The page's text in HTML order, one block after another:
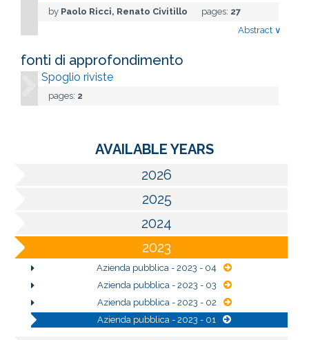
by Paolo Ricci, Renato Civitillo pages: 27
Abstract ∨
fonti di approfondimento
Spoglio riviste
pages: 2
AVAILABLE YEARS
2026
2025
2024
2023
Azienda pubblica - 2023 - 04
Azienda pubblica - 2023 - 03
Azienda pubblica - 2023 - 02
Azienda pubblica - 2023 - 01